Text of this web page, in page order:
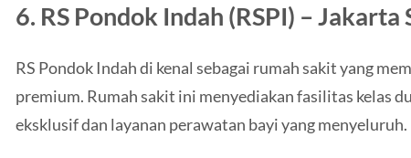
6. RS Pondok Indah (RSPI) – Jakarta
RS Pondok Indah di kenal sebagai rumah sakit yang
premium. Rumah sakit ini menyediakan fasilitas kelas
eksklusif dan layanan perawatan bayi yang menyeluruh.